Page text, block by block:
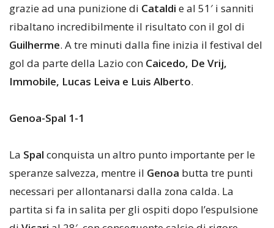
grazie ad una punizione di Cataldi e al 51′ i sanniti
ribaltano incredibilmente il risultato con il gol di
Guilherme. A tre minuti dalla fine inizia il festival del
gol da parte della Lazio con Caicedo, De Vrij,
Immobile, Lucas Leiva e Luis Alberto.
Genoa-Spal 1-1
La Spal conquista un altro punto importante per le
speranze salvezza, mentre il Genoa butta tre punti
necessari per allontanarsi dalla zona calda. La
partita si fa in salita per gli ospiti dopo l’espulsione